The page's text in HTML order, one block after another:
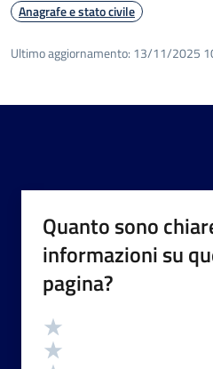
Anagrafe e stato civile
Ultimo aggiornamento: 13/11/2025
Quanto sono
informazioni su
pagina?
Valutazione